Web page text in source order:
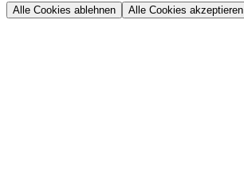
Alle Cookies ablehnen Alle Cookies akzeptieren